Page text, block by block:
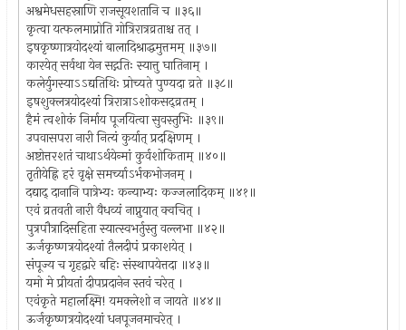
अश्वमेधसहस्राणि राजसूयशतानि च ॥३६॥
कृत्वा यत्फलमाप्नोति गोत्रिरात्रव्रताश्च तत् ।
इषकृष्णात्रयोदश्यां बालादिश्राद्धमुत्तमम् ॥३७॥
कारयेत् सर्वथा येन सद्गतिः स्यात्तु घातिनाम् ।
कलेर्युगस्याऽऽद्यतिथिः प्रोच्यते पुण्यदा व्रते ॥३८॥
इषशुक्लत्रयोदश्यां त्रिरात्राऽशोकसद्व्रतम् ।
हैमं त्वशोकं निर्माय पूजयित्वा सुवस्तुभिः ॥३९॥
उपवासपरा नारी नित्यं कुर्यात् प्रदक्षिणम् ।
अष्टोत्तरशतं चाथाऽर्थयेन्मां कुर्वशोकिताम् ॥४०॥
तृतीयेह्नि हरं वृक्षे समर्च्याऽर्भकभोजनम् ।
दद्याद् दानानि पात्रेभ्यः कन्याभ्यः कज्जलादिकम् ॥४१॥
एवं व्रतवती नारी वैधव्यं नाप्नुयात् क्वचित् ।
पुत्रपौत्रादिसहिता स्यात्स्वभर्तुस्तु वल्लभा ॥४२॥
ऊर्जकृष्णत्रयोदश्यां तैलदीपं प्रकाशयेत् ।
संपूज्य च गृहद्वारे बहिः संस्थापयेत्तदा ॥४३॥
यमो मे प्रीयतां दीपप्रदानेन स्तवं चरेत् ।
एवंकृते महालक्ष्मि! यमक्लेशो न जायते ॥४४॥
ऊर्जकृष्णत्रयोदश्यां धनपूजनमाचरेत् ।